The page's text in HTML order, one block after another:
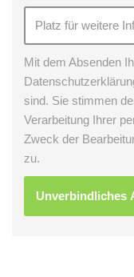
Mit dem Absenden
sind. Sie stimmen
Verarbeitung Ihrer
Zweck der
zu.